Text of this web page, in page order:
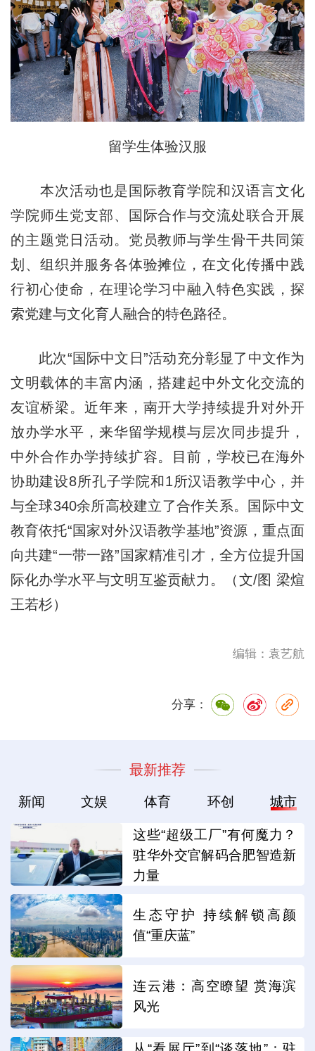
留学生体验汉服
本次活动也是国际教育学院和汉语言文化
学院师生党支部、国际合作与交流处联合开展
的主题党日活动。党员教师与学生骨干共同策
划、组织并服务各体验摊位，在文化传播中践
行初心使命，在理论学习中融入特色实践，探
索党建与文化育人融合的特色路径。
此次“国际中文日”活动充分彰显了中文作为
文明载体的丰富内涵，搭建起中外文化交流的
友谊桥梁。近年来，南开大学持续提升对外开
放办学水平，来华留学规模与层次同步提升，
中外合作办学持续扩容。目前，学校已在海外
协助建设8所孔子学院和1所汉语教学中心，并
与全球340余所高校建立了合作关系。国际中文
教育依托“国家对外汉语教学基地”资源，重点面
向共建“一带一路”国家精准引才，全方位提升国
际化办学水平与文明互鉴贡献力。（文/图 梁煊
王若杉）
编辑：袁艺航
分享：
最新推荐
新闻 文娱 体育 环创 城市
这些“超级工厂”有何魔力？
驻华外交官解码合肥智造新
力量
生态守护 持续解锁高颜
值“重庆蓝”
连云港：高空瞭望 赏海滨
风光